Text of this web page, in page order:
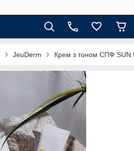
JeuDerm Крем з тоном СПФ SUN